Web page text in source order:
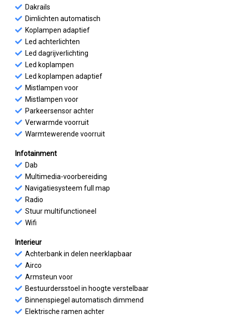
Dakrails
Dimlichten automatisch
Koplampen adaptief
Led achterlichten
Led dagrijverlichting
Led koplampen
Led koplampen adaptief
Mistlampen voor
Mistlampen voor
Parkeersensor achter
Verwarmde voorruit
Warmtewerende voorruit
Infotainment
Dab
Multimedia-voorbereiding
Navigatiesysteem full map
Radio
Stuur multifunctioneel
Wifi
Interieur
Achterbank in delen neerklapbaar
Airco
Armsteun voor
Bestuurdersstoel in hoogte verstelbaar
Binnenspiegel automatisch dimmend
Elektrische ramen achter